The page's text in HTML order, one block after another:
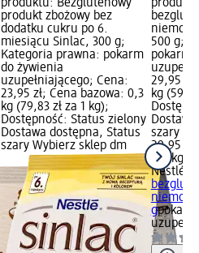
produktu: Bezglutenowy
produkt zbożowy bez
dodatku cukru po 6.
miesiącu Sinlac, 300 g;
Kategoria prawna: pokarm
do żywienia
uzupełniającego; Cena:
23,95 zł; Cena bazowa: 0,3
kg (79,83 zł za 1 kg);
Dostępność: Status zielony
Dostawa dostępna, Status
szary Wybierz sklep dm
500 g;
pokarm
29,95
kg
szary
29,95 zł
0,5 kg
Nestlé
g